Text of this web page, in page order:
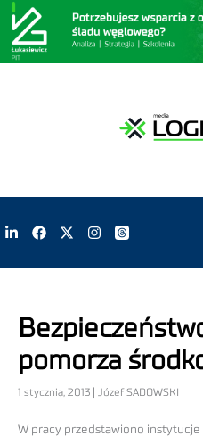
pomorza
1 stycznia, 2013 | Józef SADOWSKI
W pracy przedstawiono